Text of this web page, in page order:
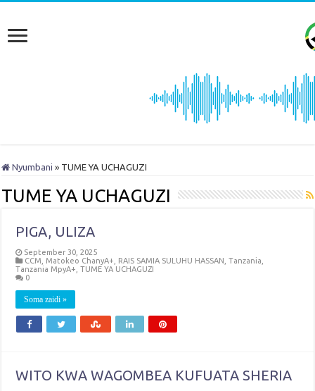
Nyumbani » TUME YA UCHAGUZI
TUME YA UCHAGUZI
PIGA, ULIZA
September 30, 2025
CCM
Matokeo ChanyA+ RAIS SAMIA SULUHU HASSAN ,Tanzania
Tanzania MpyA+ ,TUME YA UCHAGUZI
0
Soma zaidi »
WITO KWA WAGOMBEA KUFUATA SHERIA